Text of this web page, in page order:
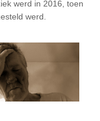
werd in 2016, toen
werd.